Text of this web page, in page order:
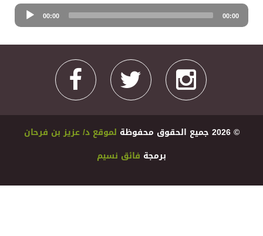
Audio
Player
00:00 00:00
© 2026 ﺟﻤﻴﻊ اﻟﺤﻘﻮﻕ ﻣﺤﻔﻮﻇﺔ
ﻟﻤﻮﻗﻊ ﺩ/ ﻋﺰﻳﺰ ﺑﻦ ﻓﺮﺣﺎﻥ
ﺑﺮﻣﺠﺔ ﻓﺎﺋﻖ ﻧﺴﻴﻢ